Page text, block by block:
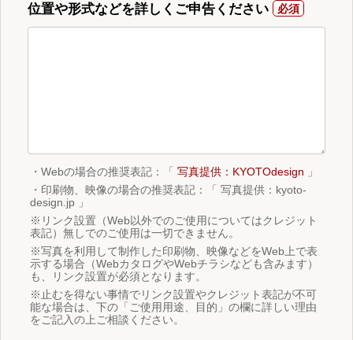
位置や形式などを詳しくご申告ください
・Webの場合の推奨表記：「 写真提供：KYOTOdesign 」
・印刷物、映像の場合の推奨表記：「 写真提供：kyoto-
design.jp 」
※リンク設置（Web以外でのご使用についてはクレジット
表記）無しでのご使用は一切できません。
※写真を利用して制作した印刷物、映像などをWeb上で表
示する場合（WebカタログやWebチラシなども含みます）
も、リンク設置が必須となります。
※止むを得ない事情でリンク設置やクレジット表記が不可
能な場合は、下の「ご使用用途、目的」の欄に詳しい理由
をご記入の上ご相談ください。